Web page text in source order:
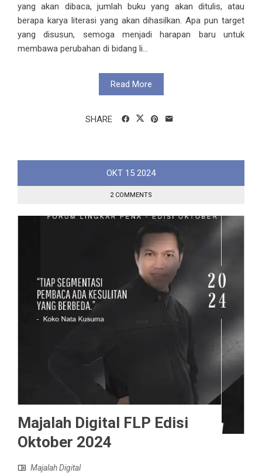
yang akan dibaca, jumlah buku yang akan ditulis, atau
berapa karya literasi yang akan dihasilkan. Apa pun target
yang disusun, semoga menjadi harapan baru untuk
membawa perubahan di bidang li...
Read More
SHARE
OKT 15 2024
2 COMMENTS
Majalah Digital FLP Edisi
Oktober 2024
Majalah Digital